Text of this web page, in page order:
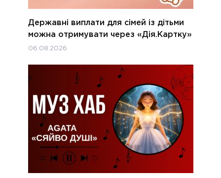
Державні виплати для сімей із дітьми
можна отримувати через «Дія.Картку»
06.08.2026